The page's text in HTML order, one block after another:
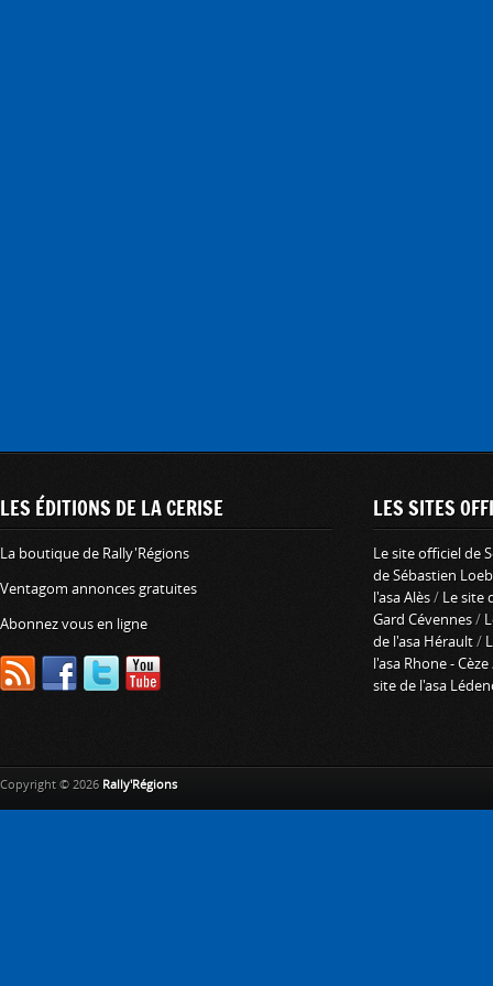
LES ÉDITIONS DE LA CERISE
La boutique de Rally'Régions
Ventagom annonces gratuites
Abonnez vous en ligne
LES SITES
Le site officiel de
de Sébastien Loeb
l'asa Alès/ Le site
Gard Cévennes/
de l'asa Hérault/
l'asa Rhone - Cèze
site de l'asa
Copyright © 2026 Rally'Régions